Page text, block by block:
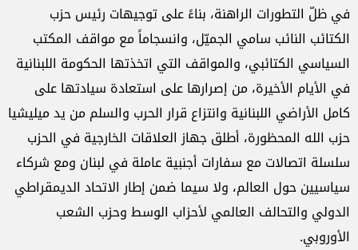
في ظلّ التطورات الراهنة، بناءً على توجيهات رئيس حزب
الكتائب النائب سامي الجميّل، وانسجاماً مع مواقف المكتب
السياسي الكتائبي، والمواقف التي اتخذتها الحكومة اللبنانية
في الأيام الأخيرة، من إصرارها على استعادة سيادتها على
كامل الأراضي اللبنانية وانتزاع قرار الحرب والسلم من يد ميليشيا
حزب الله المحظورة، أطلق جهاز العلاقات الخارجية في الحزب
سلسلة اتصالات مع سفارات أجنبية عاملة في لبنان ومع شركاء
سياسيين حول العالم، ولا سيما ضمن إطار الاتحاد الديمقراطي
الدولي والتحالف العالمي لأحزاب الوسط وحزب الشعب
الأوروبي.